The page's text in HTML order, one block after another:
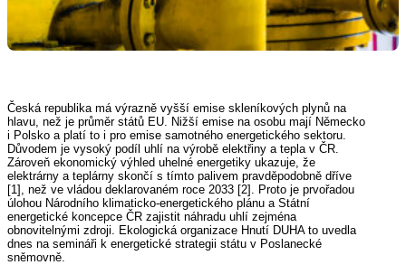
Česká republika má výrazně vyšší emise skleníkových plynů na
hlavu, než je průměr států EU. Nižší emise na osobu mají Německo
i Polsko a platí to i pro emise samotného energetického sektoru.
Důvodem je vysoký podíl uhlí na výrobě elektřiny a tepla v ČR.
Zároveň ekonomický výhled uhelné energetiky ukazuje, že
elektrárny a teplárny skončí s tímto palivem pravděpodobně dříve
[1], než ve vládou deklarovaném roce 2033 [2]. Proto je prvořadou
úlohou Národního klimaticko-energetického plánu a Státní
energetické koncepce ČR zajistit náhradu uhlí zejména
obnovitelnými zdroji. Ekologická organizace Hnutí DUHA to uvedla
dnes na semináři k energetické strategii státu v Poslanecké
sněmovně.